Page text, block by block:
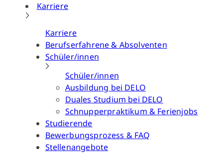
Karriere
Karriere
Berufserfahrene & Absolventen
Schüler/innen
Schüler/innen
Ausbildung bei DELO
Duales Studium bei DELO
Schnupperpraktikum & Ferienjobs
Studierende
Bewerbungsprozess & FAQ
Stellenangebote